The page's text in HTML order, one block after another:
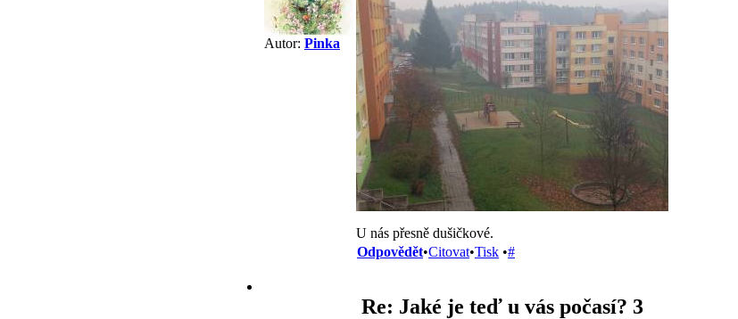
Autor: Pinka
U nás přesně dušičkové.
Odpovědět•Citovat•Tisk •#
Re: Jaké je teď u vás počasí? 3